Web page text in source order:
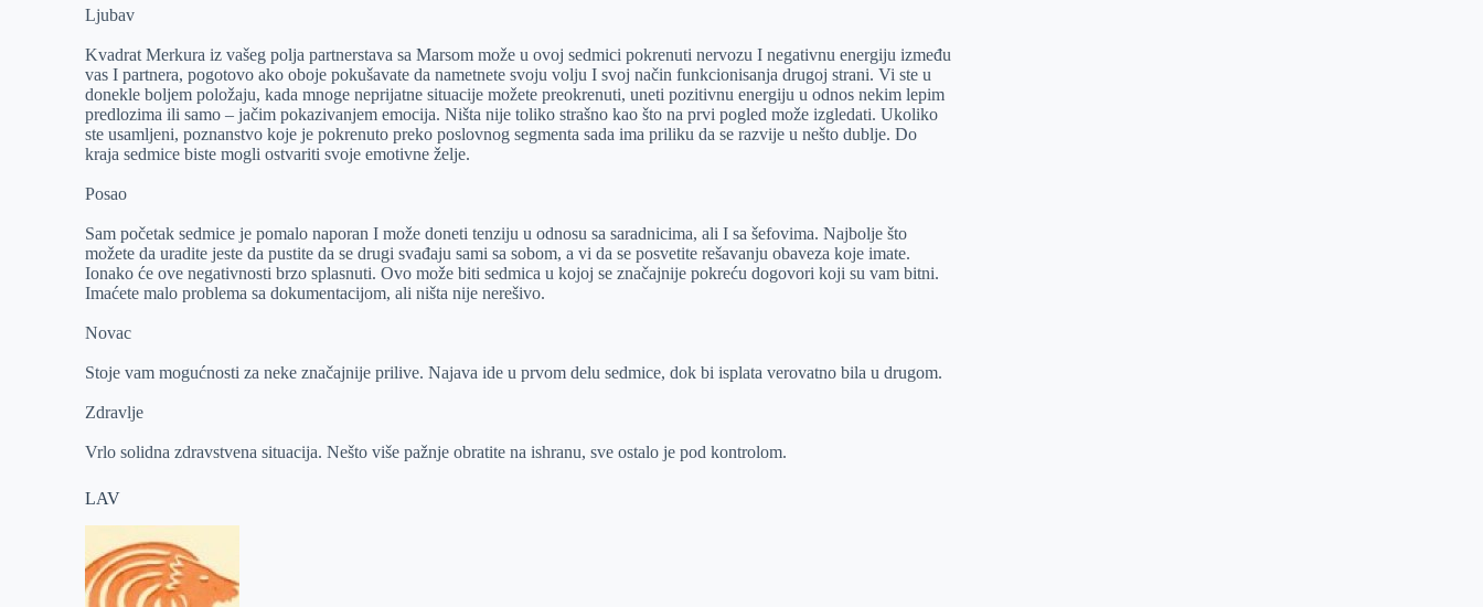
Ljubav
Kvadrat Merkura iz vašeg polja partnerstava sa Marsom može u ovoj sedmici pokrenuti nervozu I negativnu energiju između
vas I partnera, pogotovo ako oboje pokušavate da nametnete svoju volju I svoj način funkcionisanja drugoj strani. Vi ste u
donekle boljem položaju, kada mnoge neprijatne situacije možete preokrenuti, uneti pozitivnu energiju u odnos nekim lepim
predlozima ili samo – jačim pokazivanjem emocija. Ništa nije toliko strašno kao što na prvi pogled može izgledati. Ukoliko
ste usamljeni, poznanstvo koje je pokrenuto preko poslovnog segmenta sada ima priliku da se razvije u nešto dublje. Do
kraja sedmice biste mogli ostvariti svoje emotivne želje.
Posao
Sam početak sedmice je pomalo naporan I može doneti tenziju u odnosu sa saradnicima, ali I sa šefovima. Najbolje što
možete da uradite jeste da pustite da se drugi svađaju sami sa sobom, a vi da se posvetite rešavanju obaveza koje imate.
Ionako će ove negativnosti brzo splasnuti. Ovo može biti sedmica u kojoj se značajnije pokreću dogovori koji su vam bitni.
Imaćete malo problema sa dokumentacijom, ali ništa nije nerešivo.
Novac
Stoje vam mogućnosti za neke značajnije prilive. Najava ide u prvom delu sedmice, dok bi isplata verovatno bila u drugom.
Zdravlje
Vrlo solidna zdravstvena situacija. Nešto više pažnje obratite na ishranu, sve ostalo je pod kontrolom.
LAV